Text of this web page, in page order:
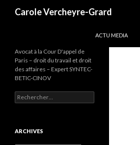
Carole Vercheyre-Grard
ACTU MEDIA
Avocat à la Cour D'appel de
Paris – droit du travail et droit
des affaires – Expert SYNTEC-
BETIC-CINOV
Rechercher :
ARCHIVES